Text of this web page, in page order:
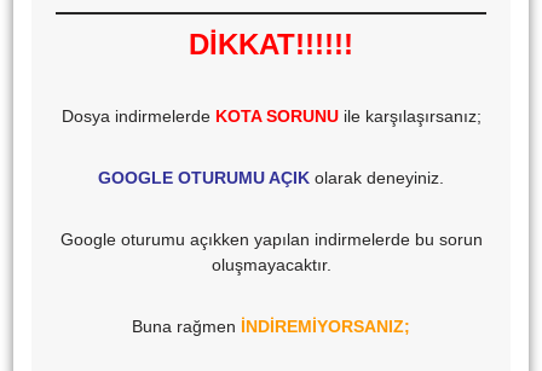
DİKKAT!!!!!!
Dosya indirmelerde KOTA SORUNUile karşılaşırsanız;
GOOGLE OTURUMU AÇIK olarak deneyiniz.
Google oturumu açıkken yapılan indirmelerde bu sorun
oluşmayacaktır.
Buna rağmen İNDİREMİYORSANIZ;